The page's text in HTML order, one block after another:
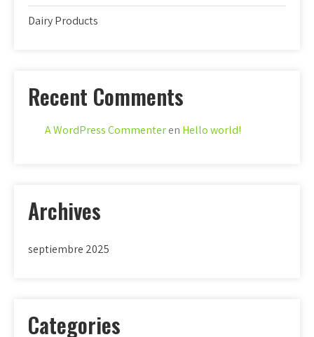
Dairy Products
Recent Comments
A WordPress Commenteren Hello world!
Archives
septiembre 2025
Categories